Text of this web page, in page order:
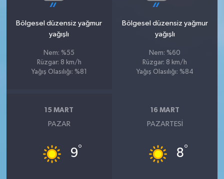
Bölgesel düzensiz yağmur
yağışlı
Nem: %55
Rüzgar: 8 km/h
Yağış Olasılığı: %81
Bölgesel düzensiz yağmur
yağışlı
Nem: %60
Rüzgar: 8 km/h
Yağış Olasılığı: %84
15 MART
PAZAR
9°
16 MART
PAZARTESI
8°